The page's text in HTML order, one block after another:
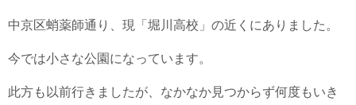
中京区蛸薬師通り、現「堀川高校」の近くにありました。
今では小さな公園になっています。
此方も以前行きましたが、なかなか見つからず何度もいき